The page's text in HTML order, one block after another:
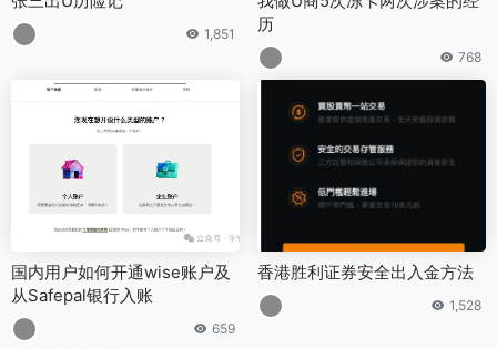
1,851
历
768
国内用户如何开通wise账户及
从Safepal银行入账
659
香港胜利证券安全出入金方法
1,528